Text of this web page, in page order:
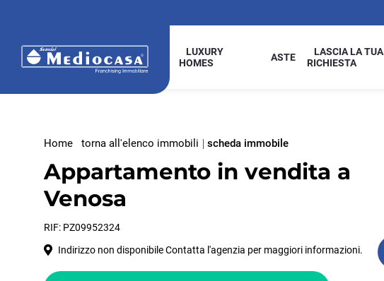
LUXURY
HOMES
ASTE
LASCIA LA TUA
RICHIESTA
Home torna all'elenco immobili scheda immobile
Appartamento in vendita a
Venosa
RIF: PZ09952324
Indirizzo non disponibile Contatta l'agenzia per maggiori informazioni.